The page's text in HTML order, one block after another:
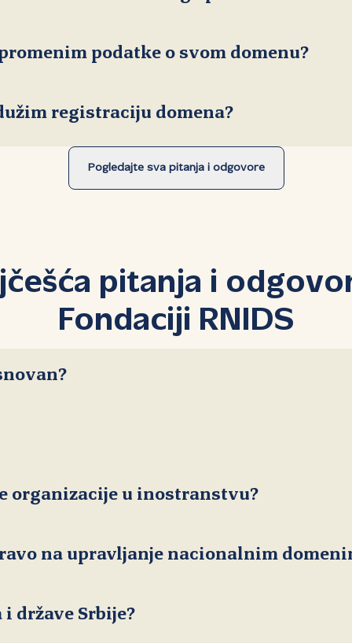
podatke o svom domenu?
registraciju domena?
Pogledajte sva pitanja i odgovore
pitanja i
Fondaciji RNIDS
organizacije u inostranstvu?
na upravljanje nacionalnim
i države Srbije?